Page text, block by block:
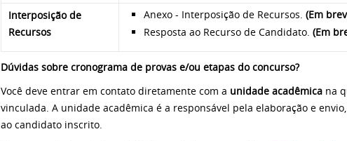
Interposição de
Recursos
Anexo - Interposição de Recursos. (Em
Resposta ao Recurso de Candidato. (Em
Dúvidas sobre cronograma de provas e/ou etapas do concurso?
Você deve entrar em contato diretamente com a unidade acadêmica na
vinculada. A unidade acadêmica é a responsável pela elaboração e
ao candidato inscrito.